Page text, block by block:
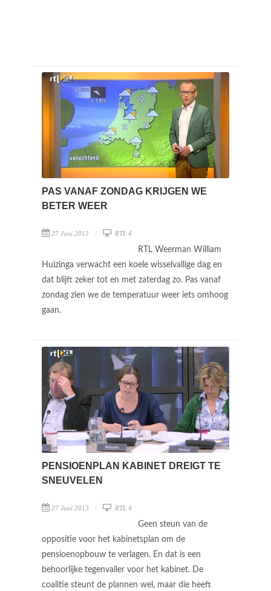
PAS VANAF ZONDAG KRIJGEN WE
BETER WEER
27 Juni 2013 RTL 4
RTL Weerman William
Huizinga verwacht een koele wisselvallige dag en
dat blijft zeker tot en met zaterdag zo. Pas vanaf
zondag zien we de temperatuur weer iets omhoog
gaan.
PENSIOENPLAN KABINET DREIGT TE
SNEUVELEN
27 Juni 2013 RTL 4
Geen steun van de
oppositie voor het kabinetsplan om de
pensioenopbouw te verlagen. En dat is een
behoorlijke tegenvaller voor het kabinet. De
coalitie steunt de plannen wel, maar die heeft